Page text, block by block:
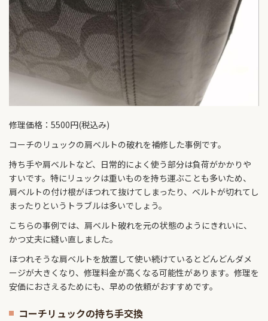
修理価格：5500円(税込み)
コーチのリュックの肩ベルトの破れを補修した事例です。
持ち手や肩ベルトなど、日常的によく使う部分は負荷がかかりや
すいです。特にリュックは重いものを持ち運ぶことも多いため、
肩ベルトの付け根がほつれて抜けてしまったり、ベルトが切れてし
まったりというトラブルは多いでしょう。
こちらの事例では、肩ベルト破れを元の状態のようにきれいに、
かつ丈夫に縫い直しました。
ほつれそうな肩ベルトを放置して使い続けているとどんどんダメ
ージが大きくなり、修理料金が高くなる可能性があります。修理を
安価におさえるためにも、早めの依頼がおすすめです。
コーチリュックの持ち手交換